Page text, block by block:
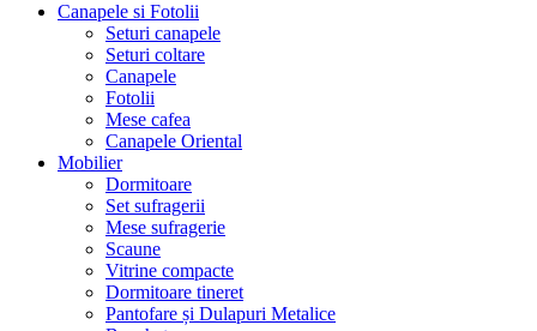
Canapele si Fotolii
Seturi canapele
Seturi coltare
Canapele
Fotolii
Mese cafea
Canapele Oriental
Mobilier
Dormitoare
Set sufragerii
Mese sufragerie
Scaune
Vitrine compacte
Dormitoare tineret
Pantofare și Dulapuri Metalice